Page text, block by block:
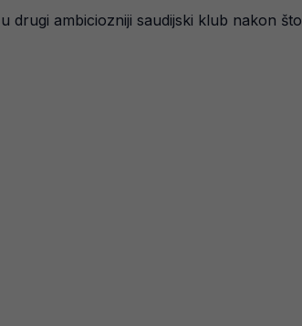
drugi ambiciozniji saudijski klub nakon